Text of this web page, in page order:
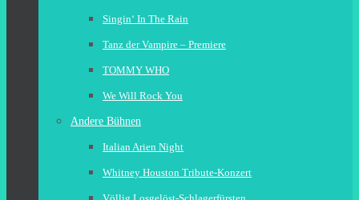
Singin‘ In The Rain
Tanz der Vampire – Premiere
TOMMY WHO
We Will Rock You
Andere Bühnen
Italian Arien Night
Whitney Houston Tribute-Konzert